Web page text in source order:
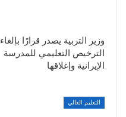
وزير التربية يصدر قرارًا بإلغاء
الترخيص التعليمي للمدرسة
الإيرانية وإغلاقها
التعليم العالي